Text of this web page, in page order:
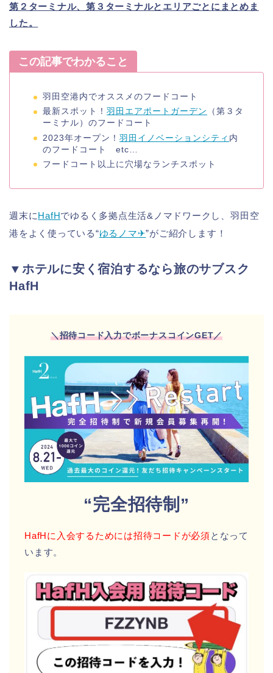
第２ターミナル、第３ターミナルとエリアごとにまとめま
した。
この記事でわかること
羽田空港内でオススメのフードコート
最新スポット！ 羽田エアポートガーデン
（第３タ
ーミナル）のフードコート
2023年オープン！ 羽田イノベーションシティ 内
のフードコート etc…
フードコート以上に穴場なランチスポット
週末にHafHでゆるく多拠点生活&ノマドワークし、羽田空
港をよく使っている“ゆるノマ✈︎”がご紹介します！
▼ホテルに安く宿泊するなら旅のサブスク
HafH
＼招待コード入力でボーナスコインGET／
“完全招待制”
HafHに入会するためには招待コードが必須となって
います。